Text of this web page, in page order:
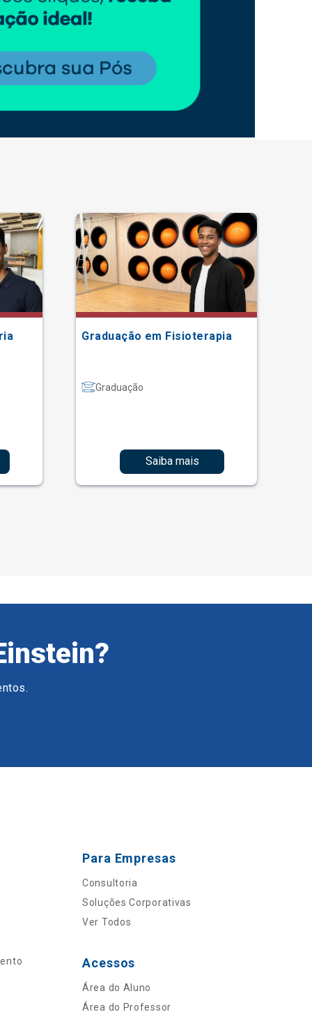
Graduação em Fisioterapia
Graduação
Saiba mais
Para Empresas
Consultoria
Soluções Corporativas
Ver Todos
Acessos
Área do Aluno
Área do Professor